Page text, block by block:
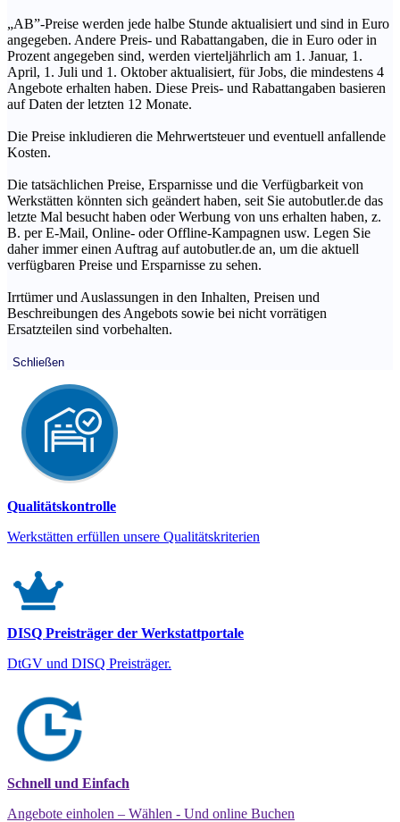
„AB”-Preise werden jede halbe Stunde aktualisiert und sind in Euro
angegeben. Andere Preis- und Rabattangaben, die in Euro oder in
Prozent angegeben sind, werden vierteljährlich am 1. Januar, 1.
April, 1. Juli und 1. Oktober aktualisiert, für Jobs, die mindestens 4
Angebote erhalten haben. Diese Preis- und Rabattangaben basieren
auf Daten der letzten 12 Monate.
Die Preise inkludieren die Mehrwertsteuer und eventuell anfallende
Kosten.
Die tatsächlichen Preise, Ersparnisse und die Verfügbarkeit von
Werkstätten könnten sich geändert haben, seit Sie autobutler.de das
letzte Mal besucht haben oder Werbung von uns erhalten haben, z.
B. per E-Mail, Online- oder Offline-Kampagnen usw. Legen Sie
daher immer einen Auftrag auf autobutler.de an, um die aktuell
verfügbaren Preise und Ersparnisse zu sehen.
Irrtümer und Auslassungen in den Inhalten, Preisen und
Beschreibungen des Angebots sowie bei nicht vorrätigen
Ersatzteilen sind vorbehalten.
Schließen
Qualitätskontrolle
Werkstätten erfüllen unsere Qualitätskriterien
DISQ Preisträger der Werkstattportale
DtGV und DISQ Preisträger.
Schnell und Einfach
Angebote einholen – Wählen - Und online Buchen